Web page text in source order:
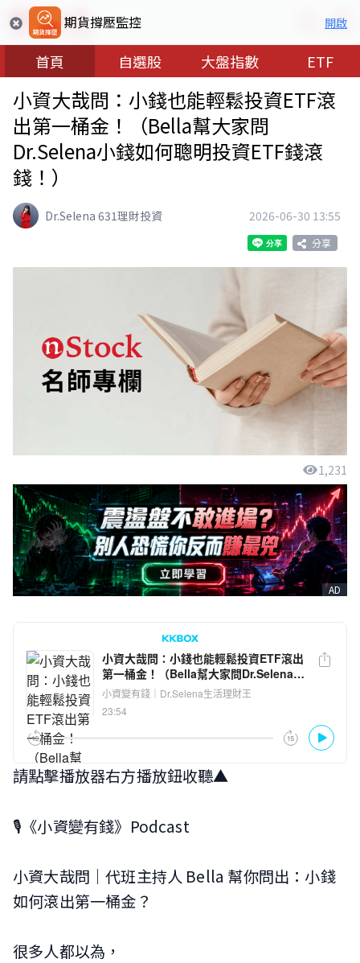
期貨撐壓監控 開啟
首頁 自選股 大盤指數 ETF
小資大哉問：小錢也能輕鬆投資ETF滾
出第一桶金！（Bella幫大家問
Dr.Selena小錢如何聰明投資ETF錢滾
錢！）
Dr.Selena 631理財投資 2026-06-30 13:55
分享
1,231
AD
請點擊播放器右方播放鈕收聽▲
🎙️《小資變有錢》Podcast
小資大哉問｜代班主持人 Bella 幫你問出：小錢
如何滾出第一桶金？
很多人都以為，